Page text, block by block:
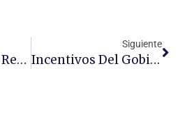
¿La Iniciativa De Reforma Energética Me Afectará?
Siguiente
Incentivos Del Gobierno Para Invertir En Energías Limpias